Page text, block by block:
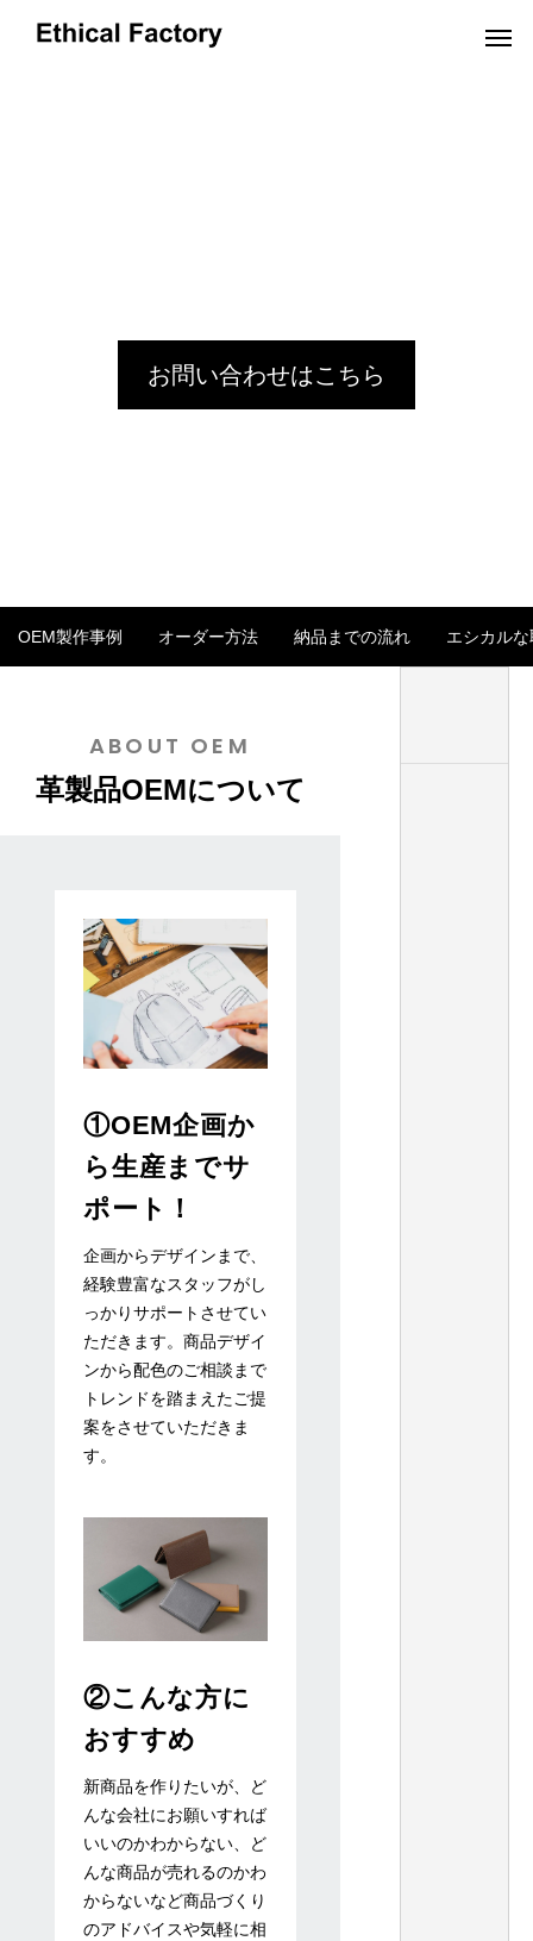
革小物OEMの小ロット生産でオリジナル製
ショルダーバッグ
イタリアンレザーで革製品OEM バングラ
デシュ生産の強み
お問い合わせはこちら
キーホルダーストレート型
OEM製作事例 オーダー方法 納品までの流れ エシカル
ABOUT OEM
革製品OEMについて
①OEM企画か
ら生産までサ
ポート！
企画からデザインまで、
経験豊富なスタッフがし
っかりサポートさせてい
ただきます。商品デザイ
ンから配色のご相談まで
トレンドを踏まえたご提
案をさせていただきま
す。
②こんな方に
おすすめ
新商品を作りたいが、ど
んな会社にお願いすれば
いいのかわからない、ど
んな商品が売れるのかわ
からないなど商品づくり
のアドバイスや気軽に相